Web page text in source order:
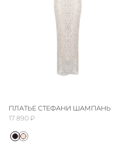
ПЛАТЬЕ СТЕФАНИ ШАМПАНЬ
17 890 ₽